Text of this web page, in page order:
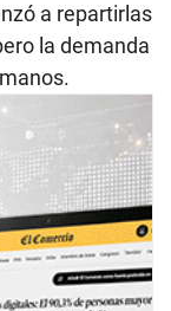
a repartirlas
la demanda